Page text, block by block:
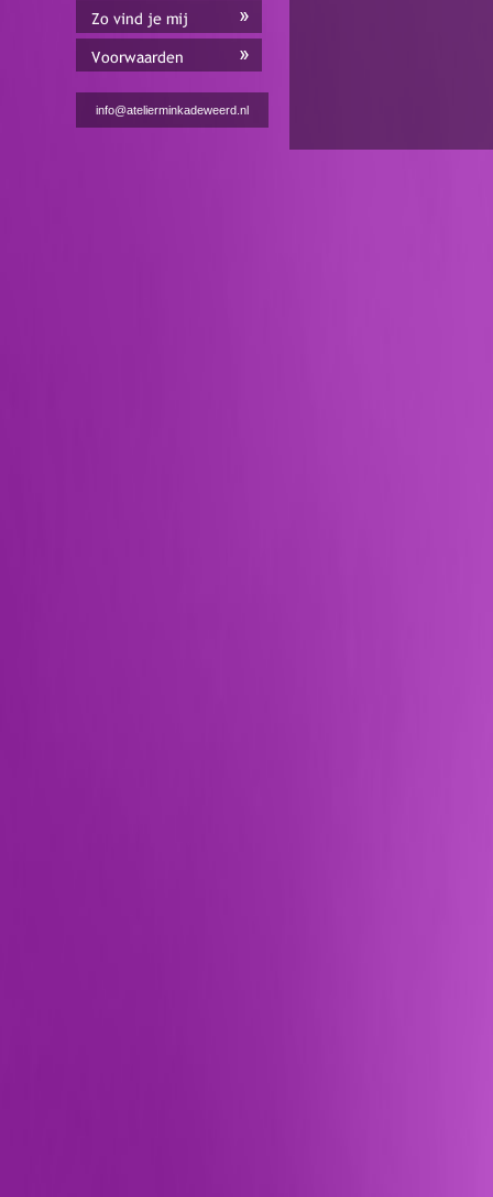
info@atelierminkadeweerd.nl